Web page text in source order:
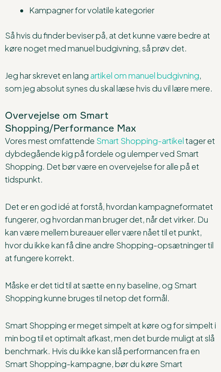
Kampagner for volatile kategorier
Så hvis du finder beviser på, at det kunne være bedre at
køre noget med manuel budgivning, så prøv det.
Jeg har skrevet en lang artikel om manuel budgivning,
som jeg absolut synes du skal læse hvis du vil lære mere.
Overvejelse om Smart
Shopping/Performance Max
Vores mest omfattende Smart Shopping-artikeltager et
dybdegående kig på fordele og ulemper ved Smart
Shopping. Det bør være en overvejelse for alle på et
tidspunkt.
Det er en god idé at forstå, hvordan kampagneformatet
fungerer, og hvordan man bruger det, når det virker. Du
kan være mellem bureauer eller være nået til et punkt,
hvor du ikke kan få dine andre Shopping-opsætninger til
at fungere korrekt.
Måske er det tid til at sætte en ny baseline, og Smart
Shopping kunne bruges til netop det formål.
Smart Shopping er meget simpelt at køre og for simpelt i
min bog til et optimalt afkast, men det burde muligt at slå
benchmark. Hvis du ikke kan slå performancen fra en
Smart Shopping-kampagne, bør du køre Smart